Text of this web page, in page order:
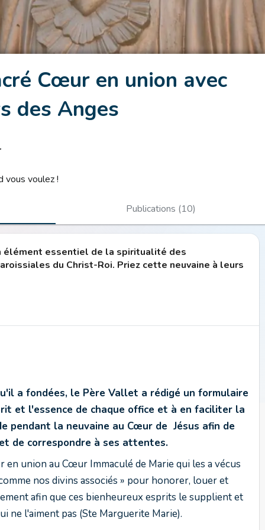
Cœur en union avec
des Anges
vous voulez !
Publications (10)
élément essentiel de la spiritualité des
du Christ-Roi. Priez cette neuvaine à leurs
a fondées, le Père Vallet a rédigé un formulaire
et l'essence de chaque office et à en faciliter la
pendant la neuvaine au Cœur de Jésus afin de
de correspondre à ses attentes.
en union au Cœur Immaculé de Marie qui les a vécus
nos divins associés » pour honorer, louer et
afin que ces bienheureux esprits le supplient et
ne l'aiment pas (Ste Marguerite Marie).